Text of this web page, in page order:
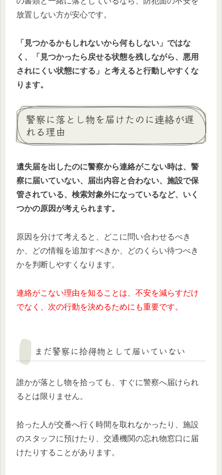
放置しない方が安心です。
「見つかるかもしれないから何もしない」ではな
く、「見つかったら戻せる状態を残しながら、悪用
されにくい状態にする」と考えると行動しやすくな
ります。
警察に落とし物を届けたのに連絡が遅
れる理由
遺失届を出したのに警察から連絡がこない時は、警
察に届いていない、届出内容と合わない、施設で保
管されている、検索対象外になっているなど、いく
つかの原因が考えられます。
原因を分けて考えると、どこに問い合わせるべき
か、どの情報を追加すべきか、どのくらい待つべき
かを判断しやすくなります。
連絡がこない理由を知ることは、不安を減らすだけ
でなく、次の行動を決めるためにも重要です。
まだ警察に拾得物として届いていない
誰かが落とし物を拾っても、すぐに警察へ届けられ
るとは限りません。
拾った人が交番へ行く時間を取れなかったり、施設
のスタッフに預けたり、交通機関の忘れ物窓口に届
けたりすることがあります。